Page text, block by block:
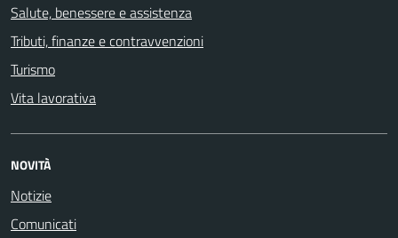
Salute, benessere e assistenza
Tributi, finanze e contravvenzioni
Turismo
Vita lavorativa
NOVITÀ
Notizie
Comunicati